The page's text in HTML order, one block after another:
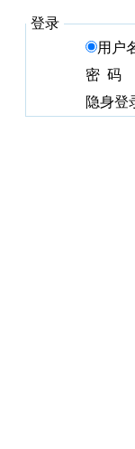
登录
用户
密 码
隐身登